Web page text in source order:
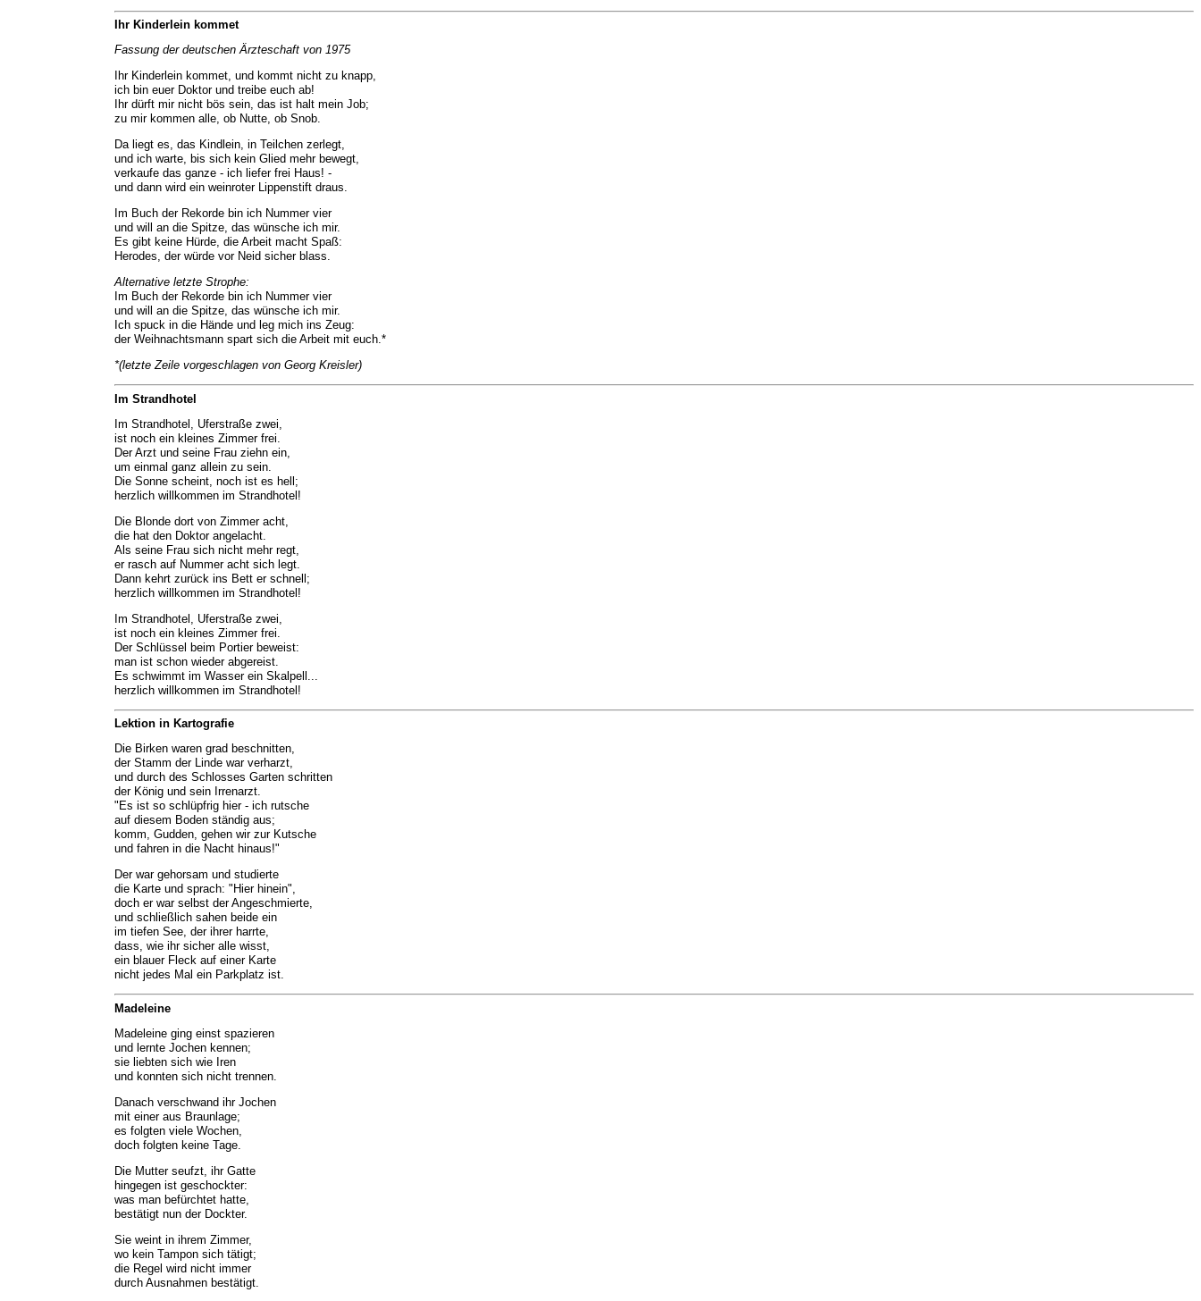
Ihr Kinderlein kommet
Fassung der deutschen Ärzteschaft von 1975
Ihr Kinderlein kommet, und kommt nicht zu knapp,
ich bin euer Doktor und treibe euch ab!
Ihr dürft mir nicht bös sein, das ist halt mein Job;
zu mir kommen alle, ob Nutte, ob Snob.
Da liegt es, das Kindlein, in Teilchen zerlegt,
und ich warte, bis sich kein Glied mehr bewegt,
verkaufe das ganze - ich liefer frei Haus! -
und dann wird ein weinroter Lippenstift draus.
Im Buch der Rekorde bin ich Nummer vier
und will an die Spitze, das wünsche ich mir.
Es gibt keine Hürde, die Arbeit macht Spaß:
Herodes, der würde vor Neid sicher blass.
Alternative letzte Strophe:
Im Buch der Rekorde bin ich Nummer vier
und will an die Spitze, das wünsche ich mir.
Ich spuck in die Hände und leg mich ins Zeug:
der Weihnachtsmann spart sich die Arbeit mit euch.*
*(letzte Zeile vorgeschlagen von Georg Kreisler)
Im Strandhotel
Im Strandhotel, Uferstraße zwei,
ist noch ein kleines Zimmer frei.
Der Arzt und seine Frau ziehn ein,
um einmal ganz allein zu sein.
Die Sonne scheint, noch ist es hell;
herzlich willkommen im Strandhotel!
Die Blonde dort von Zimmer acht,
die hat den Doktor angelacht.
Als seine Frau sich nicht mehr regt,
er rasch auf Nummer acht sich legt.
Dann kehrt zurück ins Bett er schnell;
herzlich willkommen im Strandhotel!
Im Strandhotel, Uferstraße zwei,
ist noch ein kleines Zimmer frei.
Der Schlüssel beim Portier beweist:
man ist schon wieder abgereist.
Es schwimmt im Wasser ein Skalpell...
herzlich willkommen im Strandhotel!
Lektion in Kartografie
Die Birken waren grad beschnitten,
der Stamm der Linde war verharzt,
und durch des Schlosses Garten schritten
der König und sein Irrenarzt.
"Es ist so schlüpfrig hier - ich rutsche
auf diesem Boden ständig aus;
komm, Gudden, gehen wir zur Kutsche
und fahren in die Nacht hinaus!"
Der war gehorsam und studierte
die Karte und sprach: "Hier hinein",
doch er war selbst der Angeschmierte,
und schließlich sahen beide ein
im tiefen See, der ihrer harrte,
dass, wie ihr sicher alle wisst,
ein blauer Fleck auf einer Karte
nicht jedes Mal ein Parkplatz ist.
Madeleine
Madeleine ging einst spazieren
und lernte Jochen kennen;
sie liebten sich wie Iren
und konnten sich nicht trennen.
Danach verschwand ihr Jochen
mit einer aus Braunlage;
es folgten viele Wochen,
doch folgten keine Tage.
Die Mutter seufzt, ihr Gatte
hingegen ist geschockter:
was man befürchtet hatte,
bestätigt nun der Dockter.
Sie weint in ihrem Zimmer,
wo kein Tampon sich tätigt;
die Regel wird nicht immer
durch Ausnahmen bestätigt.